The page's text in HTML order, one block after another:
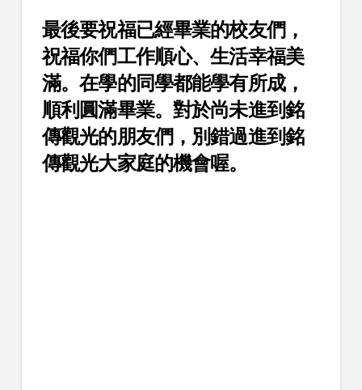
最後要祝福已經畢業的校友們，
祝福你們工作順心、生活幸福美
滿。在學的同學都能學有所成，
順利圓滿畢業。對於尚未進到銘
傳觀光的朋友們，別錯過進到銘
傳觀光大家庭的機會喔。